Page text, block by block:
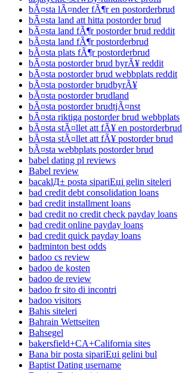
bÃ¤sta lÃ¤nder fÃ¶r en postorderbrud
bÃ¤sta land att hitta postorder brud
bÃ¤sta land fÃ¶r postorder brud reddit
bÃ¤sta land fÃ¶r postorderbrud
bÃ¤sta plats fÃ¶r postorderbrud
bÃ¤sta postorder brud byrÃ¥ reddit
bÃ¤sta postorder brud webbplats reddit
bÃ¤sta postorder brudbyrÃ¥
bÃ¤sta postorder brudland
bÃ¤sta postorder brudtjÃ¤nst
bÃ¤sta riktiga postorder brud webbplats
bÃ¤sta stÃ¤llet att fÃ¥ en postorderbrud
bÃ¤sta stÃ¤llet att fÃ¥ postorder brud
bÃ¤sta webbplats postorder brud
babel dating pl reviews
Babel review
bacaklД± posta sipariЕџi gelin siteleri
bad credit debt consolidation loans
bad credit installment loans
bad credit no credit check payday loans
bad credit online payday loans
bad credit quick payday loans
badminton best odds
badoo cs review
badoo de kosten
badoo de review
badoo fr sito di incontri
badoo visitors
Bahis siteleri
Bahrain Wettseiten
Bahsegel
bakersfield+CA+California sites
Bana bir posta sipariЕџi gelini bul
Baptist Dating username